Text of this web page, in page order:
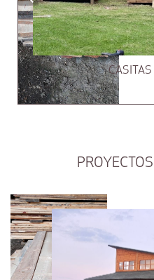
CASITAS
PROYECTOS